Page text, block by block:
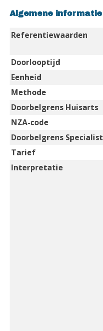
Algemene informatie
Referentiewaarden
Doorlooptijd
Eenheid
Methode
Doorbelgrens Huisarts
NZA-code
Doorbelgrens Specialist
Tarief
Interpretatie